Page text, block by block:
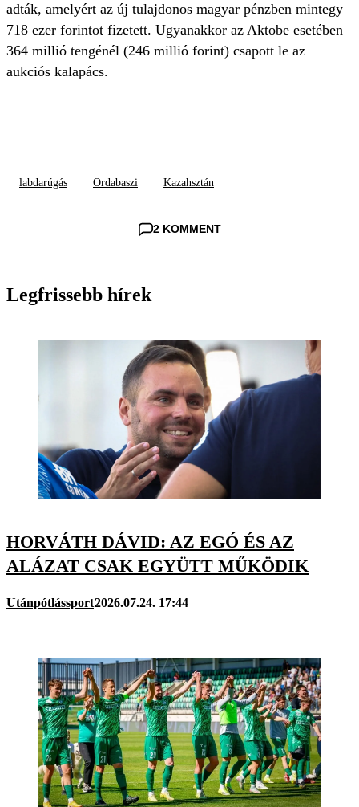
adták, amelyért az új tulajdonos magyar pénzben mintegy
718 ezer forintot fizetett. Ugyanakkor az Aktobe esetében
364 millió tengénél (246 millió forint) csapott le az
aukciós kalapács.
labdarúgás Ordabaszi Kazahsztán
2 KOMMENT
Legfrissebb hírek
HORVÁTH DÁVID: AZ EGÓ ÉS AZ
ALÁZAT CSAK EGYÜTT MŰKÖDIK
Utánpótlássport2026.07.24. 17:44